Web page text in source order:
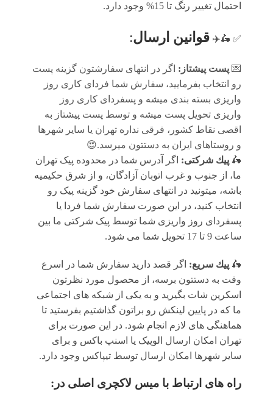
احتمال تغییر رنگ تا 15% وجود دارد.
✅ 🛵✈️ قوانين ارسال:
💌 پست پیشتاز: اگر در انتهای سفارشتون گزینه پست
رو انتخاب بفرمایید، سفارش شما فردای کاری روز
واریزی بسته بندی میشه و پسفردای کاری روز
واریزی تحویل پست میشه و توسط پست پیشتاز به
اقصی نقاط کشور، فرقی نداره تهران یا سایر شهرها
و روستاهای ایران به دستتون میرسد.😍
🛵 پيك شرکتی: اگر آدرس شما در محدوده پیک تهران
ما، از جنوب و غرب اتوبان آزادگان، و از شرق حکیمیه
باشه، میتونید در انتهای سفارش خود گزینه پیک رو
انتخاب کنید، در این صورت سفارش شما فردا یا
پسفردای روز واريزى شما توسط پیک شرکتی ما بين
ساعت 9 تا 17 تحويل شما مى شود.
🛵 پيك سریع: اگر قصد دارید سفارش شما در اسرع
وقت به دستتون برسه، از محصول مورد نظرتون
اسکرین شات بگیرید و به یکی از شبکه های اجتماعی
ما که در پایین لینکش رو براتون گذاشتیم بفرستید تا
هماهنگی های لازم انجام شود. در این صورت برای
تهران امکان ارسال الوپیک یا اسنپ باکس و برای
سایر شهرها امکان ارسال توسط تیپاکس وجود دارد.
راه های ارتباط با میس لاکچری اصلی در: